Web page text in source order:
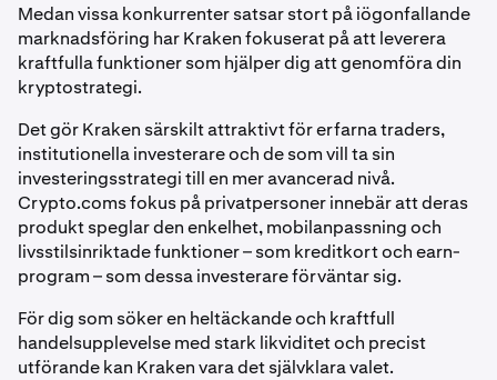
Medan vissa konkurrenter satsar stort på iögonfallande
marknadsföring har Kraken fokuserat på att leverera
kraftfulla funktioner som hjälper dig att genomföra din
kryptostrategi.
Det gör Kraken särskilt attraktivt för erfarna traders,
institutionella investerare och de som vill ta sin
investeringsstrategi till en mer avancerad nivå.
Crypto.coms fokus på privatpersoner innebär att deras
produkt speglar den enkelhet, mobilanpassning och
livsstilsinriktade funktioner – som kreditkort och earn-
program – som dessa investerare förväntar sig.
För dig som söker en heltäckande och kraftfull
handelsupplevelse med stark likviditet och precist
utförande kan Kraken vara det självklara valet.